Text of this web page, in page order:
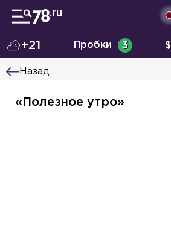
+21 Пробки 3 $
Назад
«Полезное утро»